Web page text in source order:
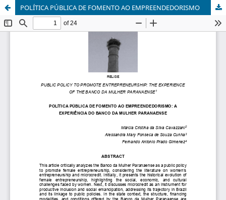
POLÍTICA PÚBLICA DE FOMENTO AO EMPREENDEDORISMO